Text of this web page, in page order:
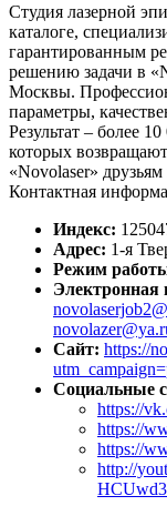
Студия лазерной
каталоге,
гарантированным
решению задачи в
Москвы.
параметры,
Результат – более
которых
«Novolaser»
Контактная
Индекс:
Адрес: 1-я
Режим
Электронная
Сайт: https://
Социальные
https://
https://
https://
http://